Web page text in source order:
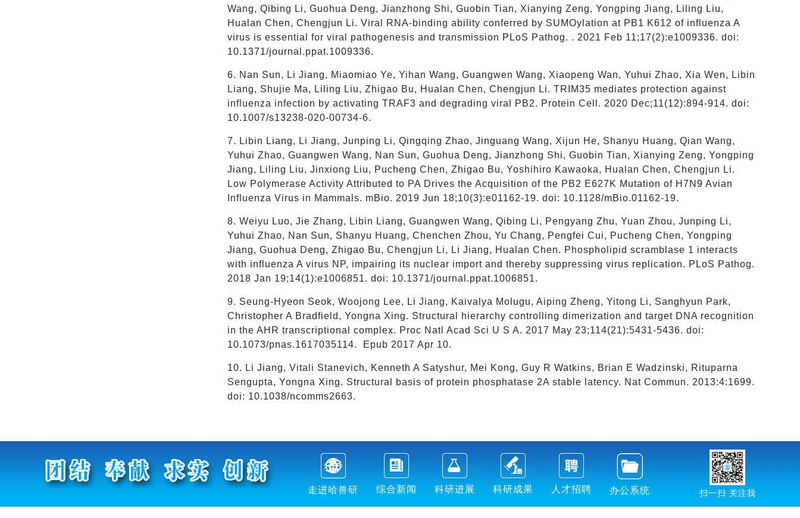
Wang, Qibing Li, Guohua Deng, Jianzhong Shi, Guobin Tian, Xianying Zeng, Yongping Jiang, Liling Liu,
Hualan Chen, Chengjun Li. Viral RNA-binding ability conferred by SUMOylation at PB1 K612 of influenza A
virus is essential for viral pathogenesis and transmission PLoS Pathog. . 2021 Feb 11;17(2):e1009336. doi:
10.1371/journal.ppat.1009336.
6. Nan Sun, Li Jiang, Miaomiao Ye, Yihan Wang, Guangwen Wang, Xiaopeng Wan, Yuhui Zhao, Xia Wen, Libin
Liang, Shujie Ma, Liling Liu, Zhigao Bu, Hualan Chen, Chengjun Li. TRIM35 mediates protection against
influenza infection by activating TRAF3 and degrading viral PB2. Protein Cell. 2020 Dec;11(12):894-914. doi:
10.1007/s13238-020-00734-6.
7. Libin Liang, Li Jiang, Junping Li, Qingqing Zhao, Jinguang Wang, Xijun He, Shanyu Huang, Qian Wang,
Yuhui Zhao, Guangwen Wang, Nan Sun, Guohua Deng, Jianzhong Shi, Guobin Tian, Xianying Zeng, Yongping
Jiang, Liling Liu, Jinxiong Liu, Pucheng Chen, Zhigao Bu, Yoshihiro Kawaoka, Hualan Chen, Chengjun Li.
Low Polymerase Activity Attributed to PA Drives the Acquisition of the PB2 E627K Mutation of H7N9 Avian
Influenza Virus in Mammals. mBio. 2019 Jun 18;10(3):e01162-19. doi: 10.1128/mBio.01162-19.
8. Weiyu Luo, Jie Zhang, Libin Liang, Guangwen Wang, Qibing Li, Pengyang Zhu, Yuan Zhou, Junping Li,
Yuhui Zhao, Nan Sun, Shanyu Huang, Chenchen Zhou, Yu Chang, Pengfei Cui, Pucheng Chen, Yongping
Jiang, Guohua Deng, Zhigao Bu, Chengjun Li, Li Jiang, Hualan Chen. Phospholipid scramblase 1 interacts
with influenza A virus NP, impairing its nuclear import and thereby suppressing virus replication. PLoS Pathog.
2018 Jan 19;14(1):e1006851. doi: 10.1371/journal.ppat.1006851.
9. Seung-Hyeon Seok, Woojong Lee, Li Jiang, Kaivalya Molugu, Aiping Zheng, Yitong Li, Sanghyun Park,
Christopher A Bradfield, Yongna Xing. Structural hierarchy controlling dimerization and target DNA recognition
in the AHR transcriptional complex. Proc Natl Acad Sci U S A. 2017 May 23;114(21):5431-5436. doi:
10.1073/pnas.1617035114. Epub 2017 Apr 10.
10. Li Jiang, Vitali Stanevich, Kenneth A Satyshur, Mei Kong, Guy R Watkins, Brian E Wadzinski, Rituparna
Sengupta, Yongna Xing. Structural basis of protein phosphatase 2A stable latency. Nat Commun. 2013:4:1699.
doi: 10.1038/ncomms2663.
走进哈兽研 综合新闻 科研进展 科研成果 人才招聘 办公系统 扫一扫 关注我